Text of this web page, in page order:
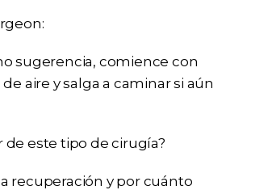
sugerencia, comience con
aire y salga a caminar si aún
este tipo de cirugía?
recuperación y por cuánto